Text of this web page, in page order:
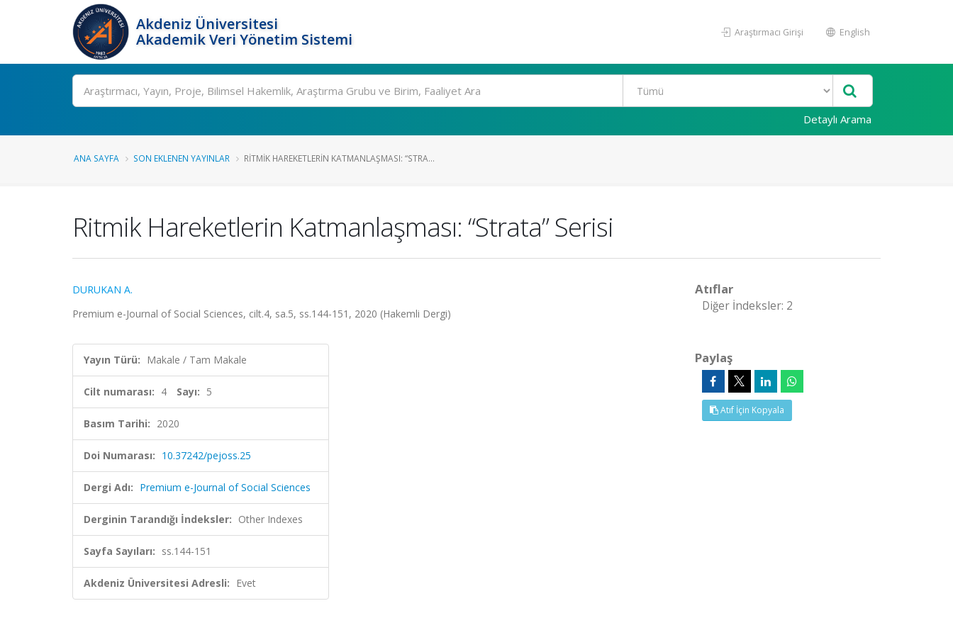
Akdeniz Üniversitesi
Akademik Veri Yönetim Sistemi
Araştırmacı Girişi English
Ara
Detaylı Arama
ANA SAYFA SON EKLENEN YAYINLAR RITMIK HAREKETLERIN KATMANLAŞMASI: “STRA...
Ritmik Hareketlerin Katmanlaşması: “Strata” Serisi
DURUKAN A.
Premium e-Journal of Social Sciences, cilt.4, sa.5, ss.144-151, 2020 (Hakemli Dergi)
Yayın Türü: Makale / Tam Makale
Cilt numarası: 4 Sayı: 5
Basım Tarihi: 2020
Doi Numarası: 10.37242/pejoss.25
Dergi Adı: Premium e-Journal of Social Sciences
Derginin Tarandığı İndeksler: Other Indexes
Sayfa Sayıları: ss.144-151
Akdeniz Üniversitesi Adresli: Evet
Atıflar
Diğer İndeksler: 2
Paylaş
Atıf İçin Kopyala